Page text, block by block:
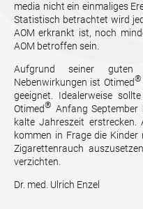
media nicht ein einmaliges
Statistisch betrachtet wird
AOM erkrankt ist, noch
AOM betroffen sein.
Aufgrund seiner guten
Nebenwirkungen ist Otimed®
geeignet. Idealerweise
Otimed® Anfang
kalte Jahreszeit erstrecken.
kommen in Frage die
Zigarettenrauch
verzichten.
Dr. med. Ulrich Enzel